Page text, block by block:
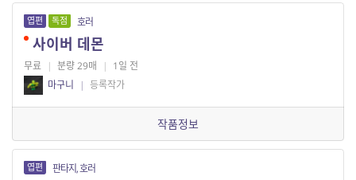
엽편 독점 호러
사이버 데몬
무료 | 분량 29매 | 1일 전
마구니
| 등록작가
작품정보
엽편 판타지, 호러